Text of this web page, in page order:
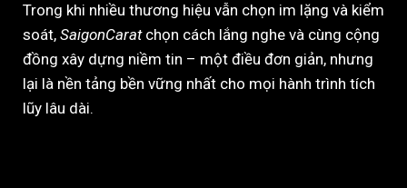
Trong khi nhiều thương hiệu vẫn chọn im lặng và kiểm
soát, SaigonCaratchọn cách lắng nghe và cùng cộng
đồng xây dựng niềm tin – một điều đơn giản, nhưng
lại là nền tảng bền vững nhất cho mọi hành trình tích
lũy lâu dài.